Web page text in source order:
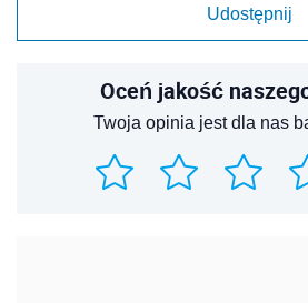
Udostępnij
Oceń jakość
Twoja opinia jest dla nas